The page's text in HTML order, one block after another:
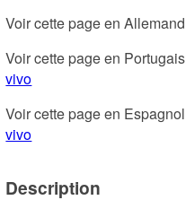
Voir cette page en
Voir cette page en
vivo
Voir cette page en
vivo
Description